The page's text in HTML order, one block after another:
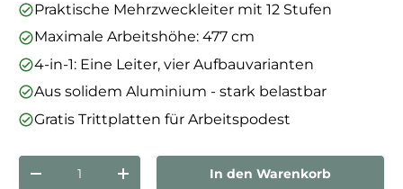
Praktische Mehrzweckleiter mit 12 Stufen
Maximale Arbeitshöhe: 477 cm
4-in-1: Eine Leiter, vier Aufbauvarianten
Aus solidem Aluminium - stark belastbar
Gratis Trittplatten für Arbeitspodest
Anzahl
Menge verringernMenge erhöhenIn den Warenkorb